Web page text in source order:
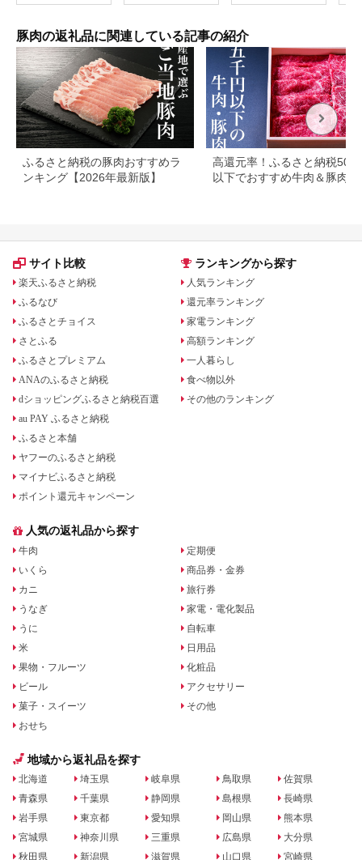
とんかつ ソテー
子 冷凍食品 おつまみ
キョーミート株式会
社・工房ゆう】
豚肉の返礼品に関連している記事の紹介
ふるさと納税の豚肉おすすめラ
ンキング【2026年最新版】
高還元率！ふるさと納税
以下でおすすめ牛肉＆豚肉ラ
サイト比較
楽天ふるさと納税
ふるなび
ふるさとチョイス
さとふる
ふるさとプレミアム
ANAのふるさと納税
dショッピングふるさと納税百選
au PAY ふるさと納税
ふるさと本舗
ヤフーのふるさと納税
マイナビふるさと納税
ポイント還元キャンペーン
ランキングから探す
人気ランキング
還元率ランキング
家電ランキング
高額ランキング
一人暮らし
食べ物以外
その他のランキング
人気の返礼品から探す
牛肉
いくら
カニ
うなぎ
うに
米
果物・フルーツ
ビール
菓子・スイーツ
おせち
定期便
商品券・金券
旅行券
家電・電化製品
自転車
日用品
化粧品
アクセサリー
その他
地域から返礼品を探す
北海道
青森県
岩手県
宮城県
秋田県
埼玉県
千葉県
東京都
神奈川県
新潟県
岐阜県
静岡県
愛知県
三重県
滋賀県
鳥取県
島根県
岡山県
広島県
山口県
佐賀県
長崎県
熊本県
大分県
宮崎県